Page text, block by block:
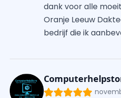
dank voor alle
Oranje Leeuw
bedrijf die ik